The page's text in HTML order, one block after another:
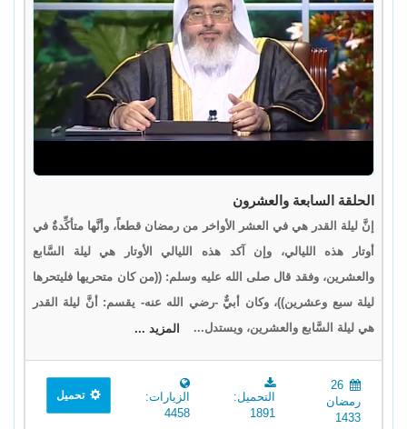
الحلقة السابعة والعشرون
إنَّ ليلة القدر هي في العشر الأواخر من رمضان قطعاً، وأنَّها متأكِّدةٌ في
أوتار هذه الليالي، وإن آكد هذه الليالي الأوتار هي ليلة السَّابع
والعشرين، وفقد قال صلى الله عليه وسلم: ((من كان متحريها فليتحرها
ليلة سبع وعشرين))، وكان أبيٌّ -رضي الله عنه- يقسم: أنَّ ليلة القدر
هي ليلة السَّابع والعشرين، ويستدل...
المزيد ...
26
رمضان
1433
التحميل:
1891
الزيارات:
4458
تحميل